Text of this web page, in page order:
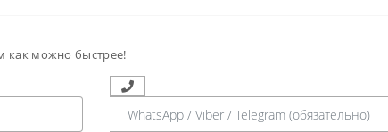
как можно быстрее!